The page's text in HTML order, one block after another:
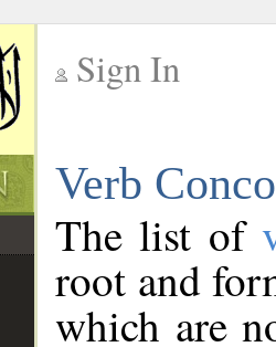
Sign In
Verb
The list of
root and
which are